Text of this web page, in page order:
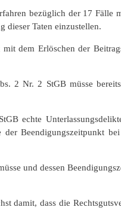
bezüglich der 17
dieser Taten einzustellen.
dem Erlöschen der
Nr. 2 StGB müsse
echte
Beendigungszeitpunkt
und dessen
damit, dass die